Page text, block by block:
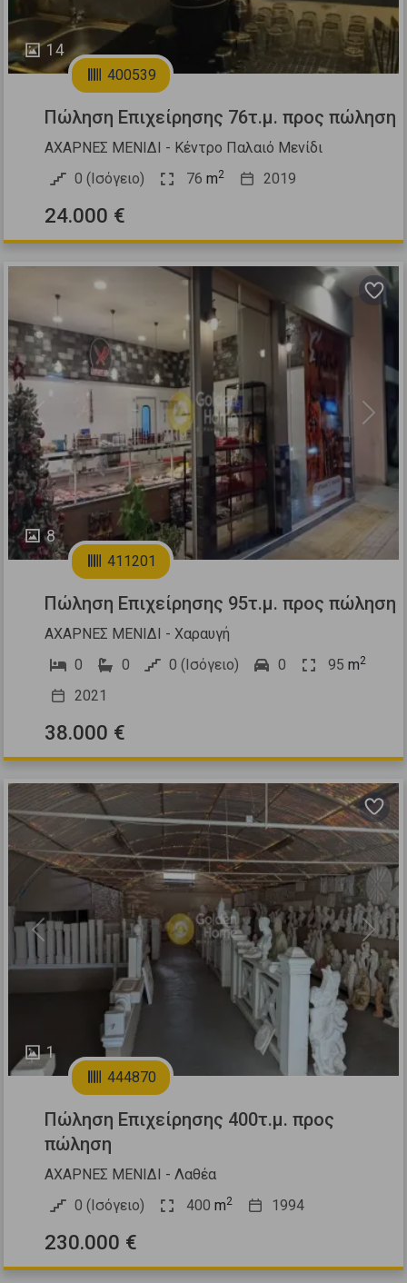
14
400539
Πώληση Επιχείρησης 76τ.μ. προς πώληση
ΑΧΑΡΝΕΣ ΜΕΝΙΔΙ - Κέντρο Παλαιό Μενίδι
0 (Ισόγειο)
76 m2 2019
24.000 €
8
Previous Next
411201
Πώληση Επιχείρησης 95τ.μ. προς πώληση
ΑΧΑΡΝΕΣ ΜΕΝΙΔΙ - Χαραυγή
0
0 0 (Ισόγειο) 0 95 m2
2021
38.000 €
1
Previous Next
444870
Πώληση Επιχείρησης 400τ.μ. προς
πώληση
ΑΧΑΡΝΕΣ ΜΕΝΙΔΙ - Λαθέα
0 (Ισόγειο)
400 m2 1994
230.000 €